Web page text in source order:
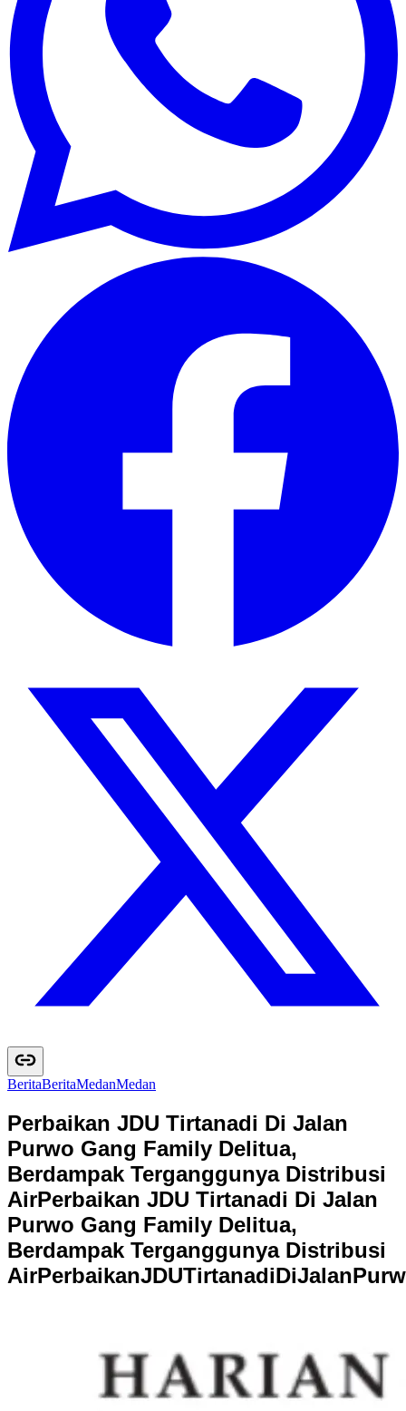
BeritaBeritaMedanMedan
Perbaikan JDU Tirtanadi Di Jalan
Purwo Gang Family Delitua,
Berdampak Terganggunya Distribusi
AirPerbaikan JDU Tirtanadi Di Jalan
Purwo Gang Family Delitua,
Berdampak Terganggunya Distribusi
AirPerbaikanJDUTirtanadiDiJalanPurw